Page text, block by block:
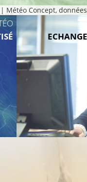
16°C
| Météo Concept,